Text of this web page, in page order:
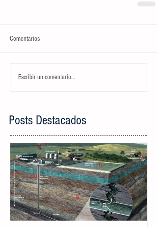
Comentarios
Escribir un comentario...
Posts Destacados